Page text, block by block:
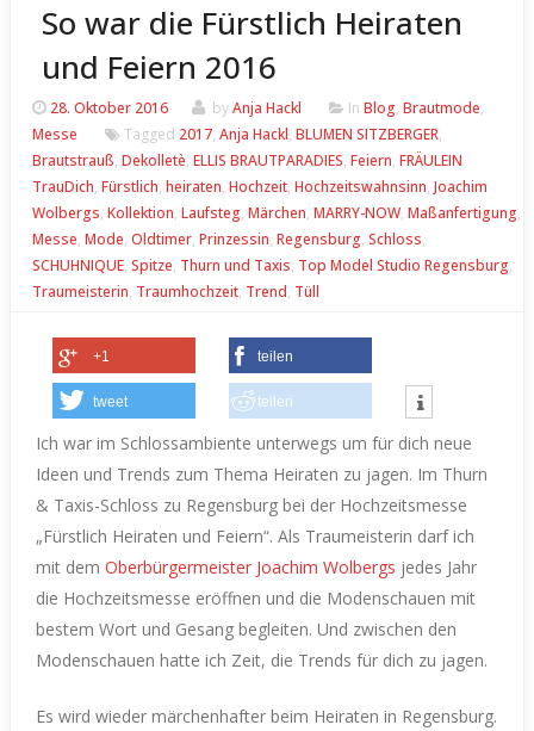
So war die Fürstlich Heiraten
und Feiern 2016
28. Oktober 2016 byAnja Hackl In Blog, Brautmode,
Messe
Tagged 2017, Anja Hackl, BLUMEN SITZBERGER,
Brautstrauß, Dekolletè, ELLIS BRAUTPARADIES, Feiern, FRÄULEIN
TrauDich, Fürstlich, heiraten, Hochzeit, Hochzeitswahnsinn, Joachim
Wolbergs, Kollektion, Laufsteg, Märchen, MARRY-NOW, Maßanfertigung,
Messe, Mode, Oldtimer, Prinzessin, Regensburg, Schloss,
SCHUHNIQUE, Spitze, Thurn und Taxis, Top Model Studio Regensburg,
Traumeisterin, Traumhochzeit, Trend, Tüll
+1 teilen
tweet teilen
Ich war im Schlossambiente unterwegs um für dich neue
Ideen und Trends zum Thema Heiraten zu jagen. Im Thurn
& Taxis-Schloss zu Regensburg bei der Hochzeitsmesse
„Fürstlich Heiraten und Feiern“. Als Traumeisterin darf ich
mit dem Oberbürgermeister Joachim Wolbergs jedes Jahr
die Hochzeitsmesse eröffnen und die Modenschauen mit
bestem Wort und Gesang begleiten. Und zwischen den
Modenschauen hatte ich Zeit, die Trends für dich zu jagen.
Es wird wieder märchenhafter beim Heiraten in Regensburg.